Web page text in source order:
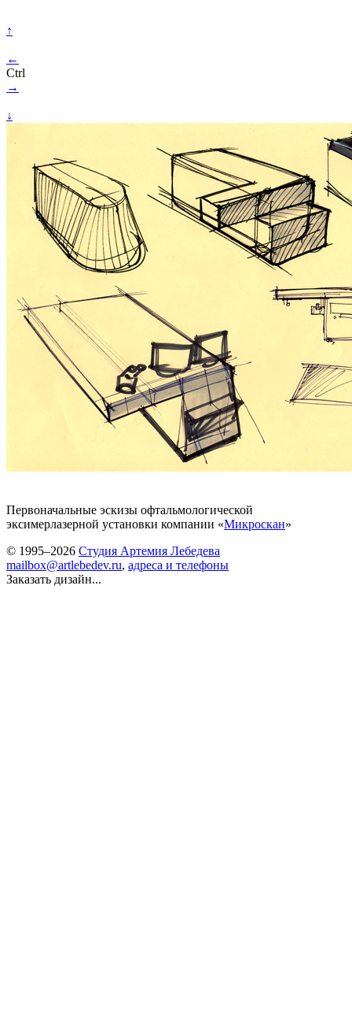
↑
←
Ctrl
→
↓
Первоначальные эскизы офтальмологической
эксимерлазерной установки компании «Микроскан»
© 1995–2026 Студия Артемия Лебедева
mailbox@artlebedev.ru, адреса и телефоны
Заказать дизайн...